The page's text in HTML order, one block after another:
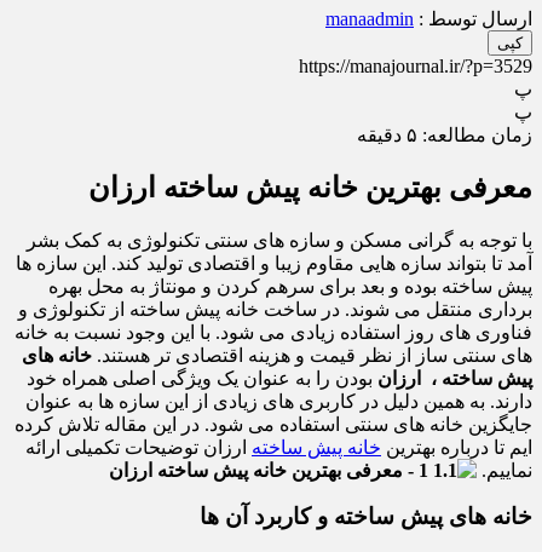
ارسال توسط : manaadmin
کپی
https://manajournal.ir/?p=3529
پ
پ
زمان مطالعه: ۵ دقیقه
معرفی بهترین خانه پیش ساخته ارزان
با توجه به گرانی مسکن و سازه های سنتی تکنولوژی به کمک بشر
آمد تا بتواند سازه هایی مقاوم زیبا و اقتصادی تولید کند. این سازه ها
پیش ساخته بوده و بعد برای سرهم کردن و مونتاژ به محل بهره
‌برداری منتقل می ‌شوند. در ساخت خانه پیش ساخته از تکنولوژی و
فناوری های روز استفاده زیادی می شود. با این وجود نسبت به خانه
های سنتی ساز از نظر قیمت و هزینه اقتصادی تر هستند. خانه های
پیش ساخته ، ارزان بودن را به عنوان یک ویژگی اصلی همراه خود
دارند. به همین دلیل در کاربری های زیادی از این سازه ها به عنوان
جایگزین خانه های سنتی استفاده می شود. در این مقاله تلاش کرده
ایم تا درباره بهترین خانه پیش ساخته ارزان توضیحات تکمیلی ارائه
نماییم.
خانه های پیش ساخته و کاربرد آن ها